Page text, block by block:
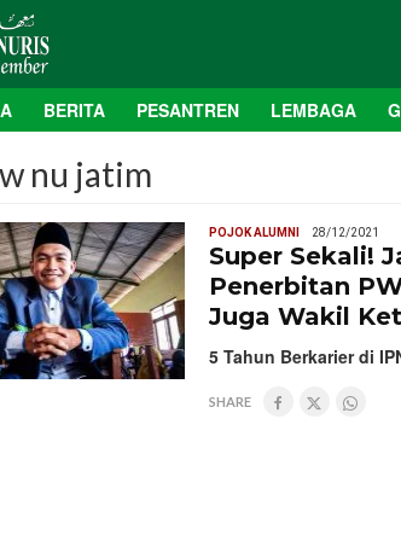
BERITA PESANTREN LEMBAGA
nu jatim
POJOK ALUMNI 28/12/2021
Super Sekali!
Penerbitan
Juga Wakil
5 Tahun Berkarier di
SHARE